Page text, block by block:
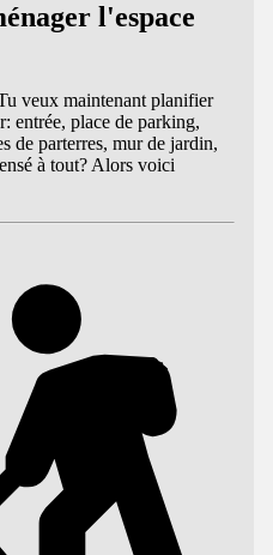
l'espace
veux maintenant planifier
entrée, place de parking,
de parterres, mur de jardin,
à tout? Alors voici